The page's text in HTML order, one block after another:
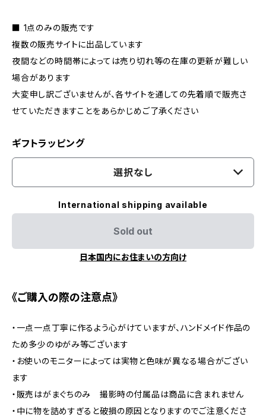
■ 1点のみの販売です
複数の販売サイトに出品しています
夜間などの時間帯によっては売り切れ等の在庫の更新が難しい
場合があります
大変申し訳ございませんが、各サイトを通しての先着順で販売さ
せていただきますことをあらかじめご了承ください
ギフトラッピング
選択なし
International shipping available
Sold out
日本国内にお住まいの方向け
《ご購入の際の注意点》
・一点一点丁寧に作るよう心がけていますが、ハンドメイド作品の
ため多少のゆがみ等ございます
・お使いのモニターによっては実物と色味が異なる場合がござい
ます
・販売はがまぐちのみ 撮影時の付属品は商品に含まれません
・中に物を詰めすぎると破損の原因となりますのでご注意くださ